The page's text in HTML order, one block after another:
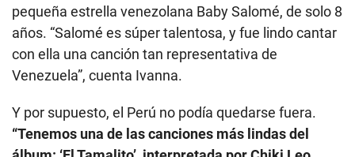
pequeña estrella venezolana Baby Salomé, de solo 8
años. “Salomé es súper talentosa, y fue lindo cantar
con ella una canción tan representativa de
Venezuela”, cuenta Ivanna.
Y por supuesto, el Perú no podía quedarse fuera.
“Tenemos una de las canciones más lindas del